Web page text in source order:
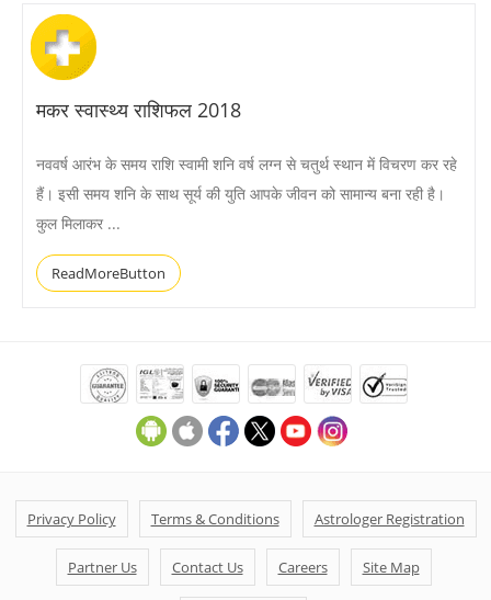
मकर स्वास्थ्य राशिफल 2018
नववर्ष आरंभ के समय राशि स्वामी शनि वर्ष लग्न से चतुर्थ स्थान में विचरण कर रहे
हैं। इसी समय शनि के साथ सूर्य की युति आपके जीवन को सामान्य बना रही है।
कुल मिलाकर ...
ReadMoreButton
Privacy Policy Terms & Conditions Astrologer Registration
Partner Us Contact Us Careers Site Map